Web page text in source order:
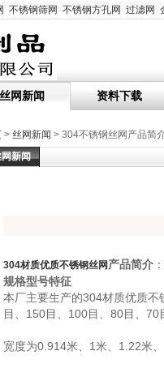
不锈钢筛网 不锈钢方孔网 过滤网
丝网新闻 资料下载
> 丝网新闻 > 304不锈钢丝网产品简
新闻
304材质优质不锈钢丝网 产品简介 ：
规格型号特征
本厂主要生产的304材质优质
目、150目、100目、80目、
宽度为0.914米、1米、1.22米